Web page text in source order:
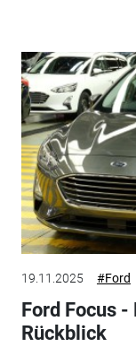
19.11.2025 #Ford
Ford Focus
Rückblick